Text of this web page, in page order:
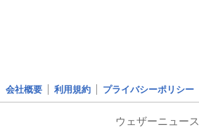
会社概要 利用規約 プライバシーポリシー
ウェザーニュース